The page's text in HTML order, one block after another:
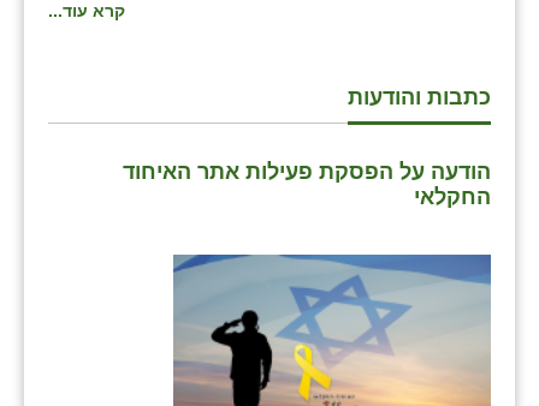
קרא עוד...
כתבות והודעות
הודעה על הפסקת פעילות אתר האיחוד
החקלאי